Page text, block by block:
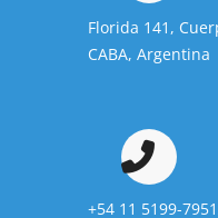
Florida 141,
CABA, Argentina
+54 11 5199-